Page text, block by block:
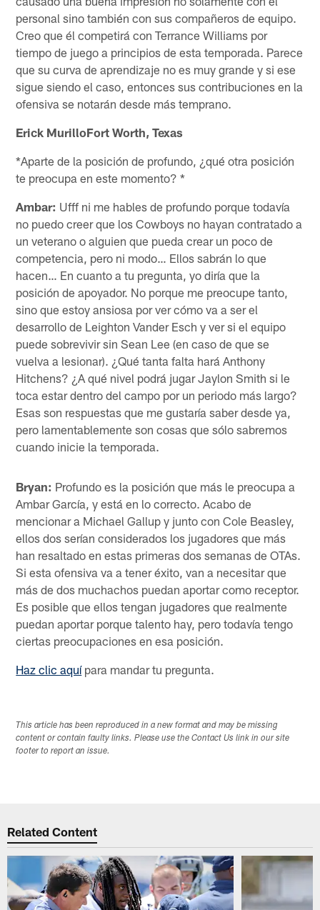
personal sino también con sus compañeros de equipo.
Creo que él competirá con Terrance Williams por
tiempo de juego a principios de esta temporada. Parece
que su curva de aprendizaje no es muy grande y si ese
sigue siendo el caso, entonces sus contribuciones en la
ofensiva se notarán desde más temprano.
Erick MurilloFort Worth, Texas
*Aparte de la posición de profundo, ¿qué otra posición
te preocupa en este momento? *
Ambar: Ufff ni me hables de profundo porque todavía
no puedo creer que los Cowboys no hayan contratado a
un veterano o alguien que pueda crear un poco de
competencia, pero ni modo… Ellos sabrán lo que
hacen… En cuanto a tu pregunta, yo diría que la
posición de apoyador. No porque me preocupe tanto,
sino que estoy ansiosa por ver cómo va a ser el
desarrollo de Leighton Vander Esch y ver si el equipo
puede sobrevivir sin Sean Lee (en caso de que se
vuelva a lesionar). ¿Qué tanta falta hará Anthony
Hitchens? ¿A qué nivel podrá jugar Jaylon Smith si le
toca estar dentro del campo por un periodo más largo?
Esas son respuestas que me gustaría saber desde ya,
pero lamentablemente son cosas que sólo sabremos
cuando inicie la temporada.
Bryan: Profundo es la posición que más le preocupa a
Ambar García, y está en lo correcto. Acabo de
mencionar a Michael Gallup y junto con Cole Beasley,
ellos dos serían considerados los jugadores que más
han resaltado en estas primeras dos semanas de OTAs.
Si esta ofensiva va a tener éxito, van a necesitar que
más de dos muchachos puedan aportar como receptor.
Es posible que ellos tengan jugadores que realmente
puedan aportar porque talento hay, pero todavía tengo
ciertas preocupaciones en esa posición.
Haz clic aquípara mandar tu pregunta.
This article has been reproduced in a new format and may be missing
content or contain faulty links. Please use the Contact Us link in our site
footer to report an issue.
Related Content